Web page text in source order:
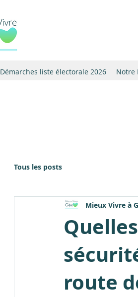
Démarches liste électorale 2026 Notre
Tous les posts
route
Mieux Vivre à